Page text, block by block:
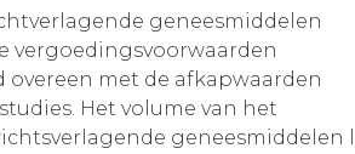
geneesmiddelen
vergoedingsvoorwaarden
met de afkapwaarden
Het volume van het
geneesmiddelen